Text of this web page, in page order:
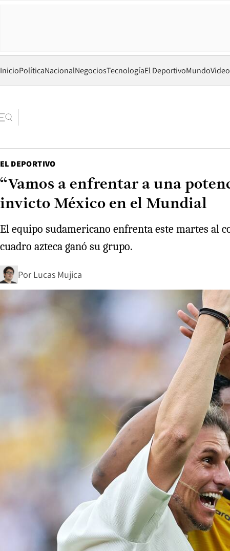
InicioPolíticaNacionalNegociosTecnologíaEl DeportivoMundo
EL DEPORTIVO
“Vamos a enfrentar a una
invicto México en el Mundial
El equipo sudamericano enfrenta este martes al
cuadro azteca ganó su grupo.
Por Lucas Mujica